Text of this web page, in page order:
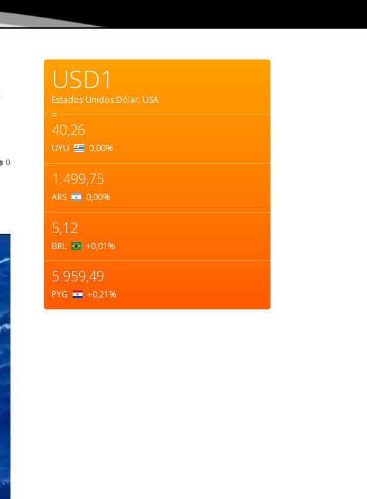
0
USD1
Estados Unidos Dólar. USA
=
40,26
UYU 0,00%
1.499,75
ARS 0,00%
5,12
BRL +0,01 %
5.959,49
PYG +0,21 %